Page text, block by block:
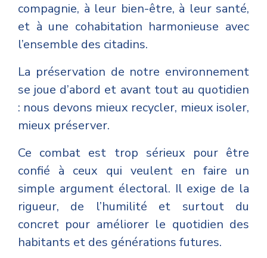
compagnie, à leur bien-être, à leur santé,
et à une cohabitation harmonieuse avec
l’ensemble des citadins.
La préservation de notre environnement
se joue d’abord et avant tout au quotidien
: nous devons mieux recycler, mieux isoler,
mieux préserver.
Ce combat est trop sérieux pour être
confié à ceux qui veulent en faire un
simple argument électoral. Il exige de la
rigueur, de l’humilité et surtout du
concret pour améliorer le quotidien des
habitants et des générations futures.